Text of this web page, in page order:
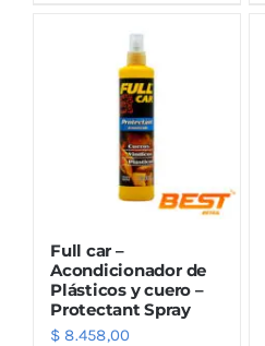
Full car –
Acondicionador de
Plásticos y cuero –
Protectant Spray
$ 8.458,00